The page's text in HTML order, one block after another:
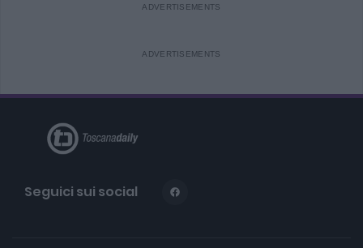
Seguici sui social